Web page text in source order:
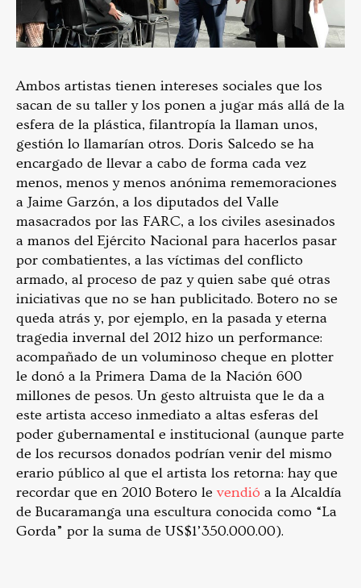
Ambos artistas tienen intereses sociales que los
sacan de su taller y los ponen a jugar más allá de la
esfera de la plástica, filantropía la llaman unos,
gestión lo llamarían otros. Doris Salcedo se ha
encargado de llevar a cabo de forma cada vez
menos, menos y menos anónima rememoraciones
a Jaime Garzón, a los diputados del Valle
masacrados por las FARC, a los civiles asesinados
a manos del Ejército Nacional para hacerlos pasar
por combatientes, a las víctimas del conflicto
armado, al proceso de paz y quien sabe qué otras
iniciativas que no se han publicitado. Botero no se
queda atrás y, por ejemplo, en la pasada y eterna
tragedia invernal del 2012 hizo un performance:
acompañado de un voluminoso cheque en plotter
le donó a la Primera Dama de la Nación 600
millones de pesos. Un gesto altruista que le da a
este artista acceso inmediato a altas esferas del
poder gubernamental e institucional (aunque parte
de los recursos donados podrían venir del mismo
erario público al que el artista los retorna: hay que
recordar que en 2010 Botero le vendió a la Alcaldía
de Bucaramanga una escultura conocida como “La
Gorda” por la suma de US$1’350.000.00).